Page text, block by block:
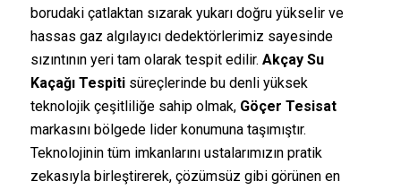
borudaki çatlaktan sızarak yukarı doğru yükselir ve
hassas gaz algılayıcı dedektörlerimiz sayesinde
sızıntının yeri tam olarak tespit edilir. Akçay Su
Kaçağı Tespitisüreçlerinde bu denli yüksek
teknolojik çeşitliliğe sahip olmak, Göçer Tesisat
markasını bölgede lider konumuna taşımıştır.
Teknolojinin tüm imkanlarını ustalarımızın pratik
zekasıyla birleştirerek, çözümsüz gibi görünen en